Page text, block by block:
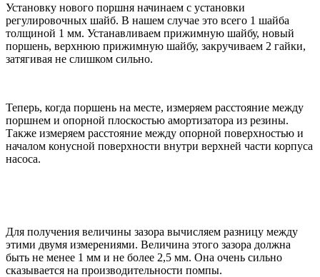
Установку нового поршня начинаем с установки
регулировочных шайб. В нашем случае это всего 1 шайба
толщиной 1 мм. Устанавливаем прижимную шайбу, новый
поршень, верхнюю прижимную шайбу, закручиваем 2 гайки,
затягивая не слишком сильно.
Теперь, когда поршень на месте, измеряем расстояние между
поршнем и опорной плоскостью амортизатора из резины.
Также измеряем расстояние между опорной поверхностью и
началом конусной поверхности внутри верхней части корпуса
насоса.
Для получения величины зазора вычисляем разницу между
этими двумя измерениями. Величина этого зазора должна
быть не менее 1 мм и не более 2,5 мм. Она очень сильно
сказывается на производительности помпы.